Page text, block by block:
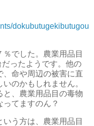
dokubutugekibutugou
でした。農業用品目
ったようです。他の
、命や周辺の被害に直
のかもしれません。
と、農業用品目の毒物
てますのん？
う方は、農業用品目